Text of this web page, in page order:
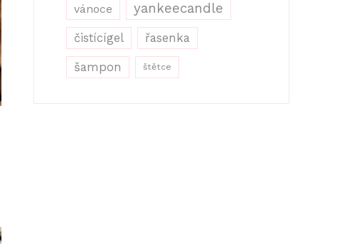
vánoce yankeecandle
čistícígel řasenka
šampon štětce